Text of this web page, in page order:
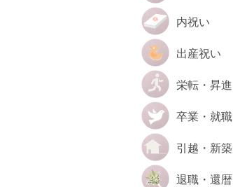
内祝い
出産祝い
栄転・昇進
卒業・就職
引越・新築
退職・還暦